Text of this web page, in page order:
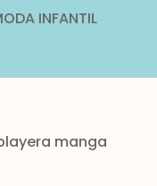
INFANTIL
manga